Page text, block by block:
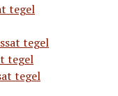
tegel
tegel
tegel
tegel